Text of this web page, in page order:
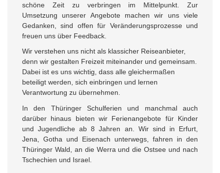
schöne Zeit zu verbringen im Mittelpunkt. Zur
Umsetzung unserer Angebote machen wir uns viele
Gedanken, sind offen für Veränderungsprozesse und
freuen uns über Feedback.
Wir verstehen uns nicht als klassicher Reiseanbieter,
denn wir gestalten Freizeit miteinander und gemeinsam.
Dabei ist es uns wichtig, dass alle gleichermaßen
beteiligt werden, sich einbringen und lernen
Verantwortung zu übernehmen.
In den Thüringer Schulferien und manchmal auch
darüber hinaus bieten wir Ferienangebote für Kinder
und Jugendliche ab 8 Jahren an. Wir sind in Erfurt,
Jena, Gotha und Eisenach unterwegs, fahren in den
Thüringer Wald, an die Werra und die Ostsee und nach
Tschechien und Israel.